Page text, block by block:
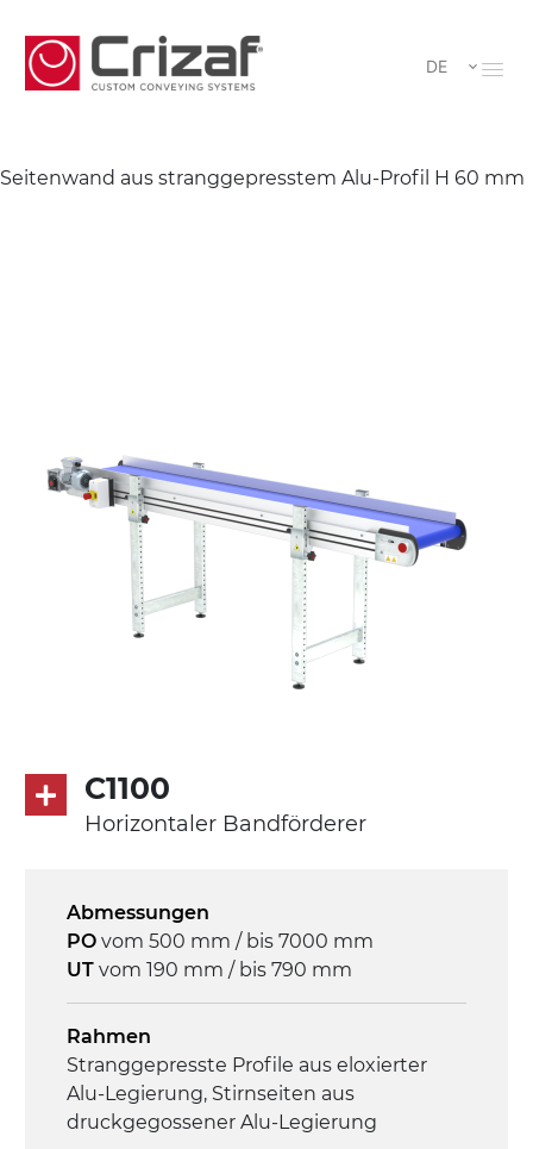
DE
Seitenwand aus stranggepresstem Alu-Profil H 60 mm
C1100
Horizontaler Bandförderer
Abmessungen
PO vom 500 mm / bis 7000 mm
UT vom 190 mm / bis 790 mm
Rahmen
Stranggepresste Profile aus eloxierter
Alu-Legierung, Stirnseiten aus
druckgegossener Alu-Legierung